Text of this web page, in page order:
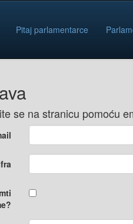
Pitaj parlamentarce
se na stranicu pomoću